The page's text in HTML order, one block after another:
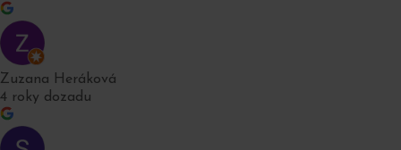
Zuzana Heráková
4 roky dozadu